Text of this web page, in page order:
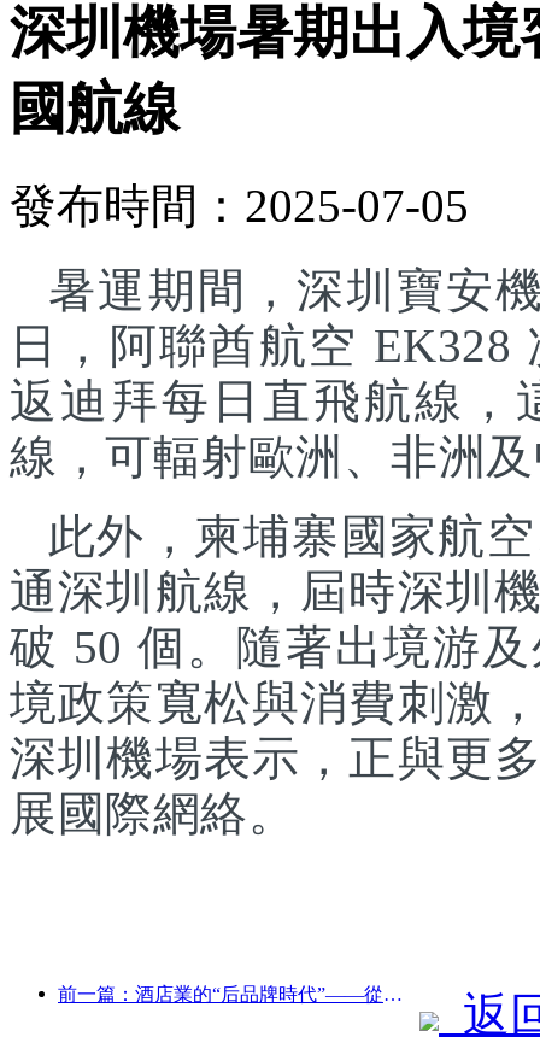
深圳機場暑期出入
國航線
發布時間：2025-07-05
暑運期間，深圳寶安
日，阿聯酋航空
返迪拜每日直飛航線，
線，可輻射歐洲、非洲
此外，柬埔寨國家航
通深圳航線，屆時深圳
破 50 個。隨著出境游
境政策寬松與消費刺激
深圳機場表示，正與更
展國際網絡。
前一篇：酒店業的“后品牌時代”——從規模擴張到效率至上 返